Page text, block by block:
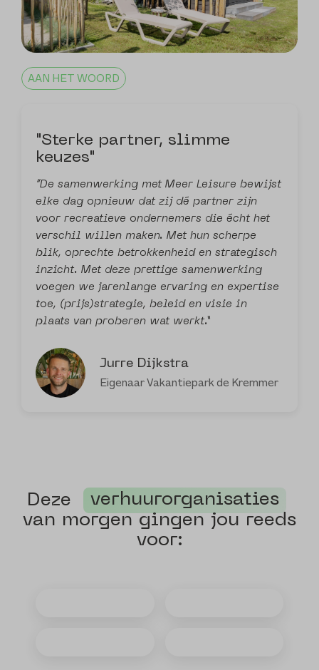
AAN HET WOORD
"Sterke partner, slimme
keuzes"
“De samenwerking met Meer Leisure bewijst
elke dag opnieuw dat zij dé partner zijn
voor recreatieve ondernemers die écht het
verschil willen maken. Met hun scherpe
blik, oprechte betrokkenheid en strategisch
inzicht. Met deze prettige samenwerking
voegen we jarenlange ervaring en expertise
toe, (prijs)strategie, beleid en visie in
plaats van proberen wat werkt.”
Jurre Dijkstra
Eigenaar Vakantiepark de Kremmer
Deze
verhuurorganisaties
van morgen gingen jou reeds
voor: